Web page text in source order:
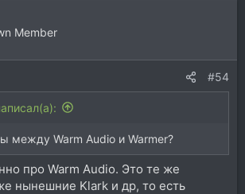
Member
#54
между Warm Audio и Warmer?
про Warm Audio. Это те же
нынешние Klark и др, то есть